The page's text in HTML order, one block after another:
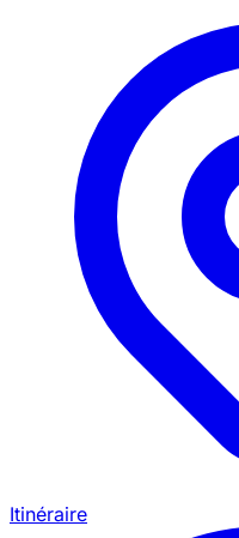
Itinéraire